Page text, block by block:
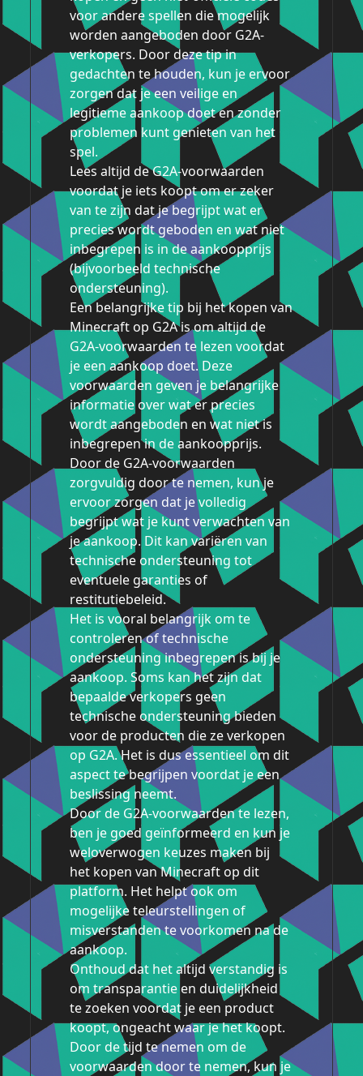
voor andere spellen die mogelijk
worden aangeboden door G2A-
verkopers. Door deze tip in
gedachten te houden, kun je ervoor
zorgen dat je een veilige en
legitieme aankoop doet en zonder
problemen kunt genieten van het
spel.
Lees altijd de G2A-voorwaarden
voordat je iets koopt om er zeker
van te zijn dat je begrijpt wat er
precies wordt geboden en wat niet
inbegrepen is in de aankoopprijs
(bijvoorbeeld technische
ondersteuning).
Een belangrijke tip bij het kopen van
Minecraft op G2A is om altijd de
G2A-voorwaarden te lezen voordat
je een aankoop doet. Deze
voorwaarden geven je belangrijke
informatie over wat er precies
wordt aangeboden en wat niet is
inbegrepen in de aankoopprijs.
Door de G2A-voorwaarden
zorgvuldig door te nemen, kun je
ervoor zorgen dat je volledig
begrijpt wat je kunt verwachten van
je aankoop. Dit kan variëren van
technische ondersteuning tot
eventuele garanties of
restitutiebeleid.
Het is vooral belangrijk om te
controleren of technische
ondersteuning inbegrepen is bij je
aankoop. Soms kan het zijn dat
bepaalde verkopers geen
technische ondersteuning bieden
voor de producten die ze verkopen
op G2A. Het is dus essentieel om dit
aspect te begrijpen voordat je een
beslissing neemt.
Door de G2A-voorwaarden te lezen,
ben je goed geïnformeerd en kun je
weloverwogen keuzes maken bij
het kopen van Minecraft op dit
platform. Het helpt ook om
mogelijke teleurstellingen of
misverstanden te voorkomen na de
aankoop.
Onthoud dat het altijd verstandig is
om transparantie en duidelijkheid
te zoeken voordat je een product
koopt, ongeacht waar je het koopt.
Door de tijd te nemen om de
voorwaarden door te nemen, kun je